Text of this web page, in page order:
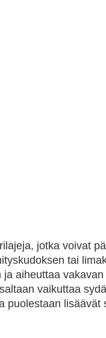
jotka voivat
tai
aiheuttaa
vaikuttaa
puolestaan lisäävät